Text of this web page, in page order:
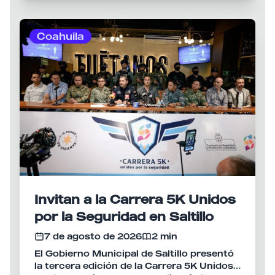
Coahuila
Invitan a la Carrera 5K Unidos
por la Seguridad en Saltillo
7 de agosto de 2026
2 min
El Gobierno Municipal de Saltillo presentó
la tercera edición de la Carrera 5K Unidos